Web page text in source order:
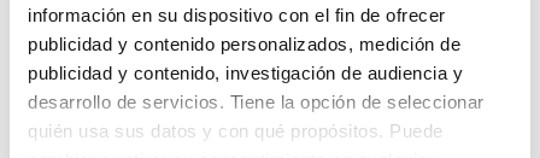
información en su dispositivo con el fin de ofrecer
publicidad y contenido personalizados, medición de
publicidad y contenido, investigación de audiencia y
desarrollo de servicios. Tiene la opción de seleccionar
quién usa sus datos y con qué propósitos. Puede
Lo sentimos, no sabemos como
te hemos traido hasta aquí.
Pero puedes encontrar el coche que estás
buscando en alguno de estos enlaces: